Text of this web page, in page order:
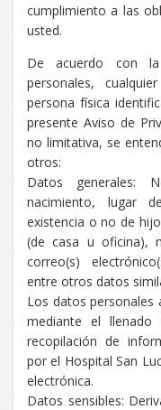
cumplimiento a las
usted.
De acuerdo con
personales,
persona física
presente Aviso de
no limitativa, se
otros:
Datos generales:
nacimiento, lugar
existencia o no de
(de casa u oficina),
correo(s)
entre otros datos
Los datos personales
mediante el
recopilación de
por el Hospital San
electrónica.
Datos sensibles: